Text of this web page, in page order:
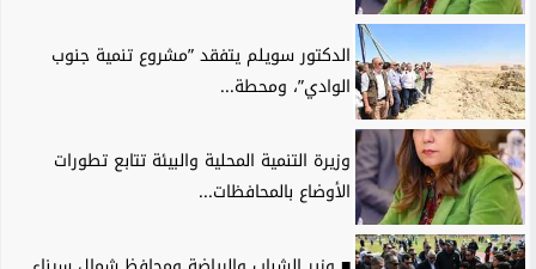
الدكتور سويلم يتفقد ”مشروع تنمية جنوب
الوادي”، ومحطة...
وزيرة التنمية المحلية والبيئة تتابع تطورات
الأوضاع بالمحافظات...